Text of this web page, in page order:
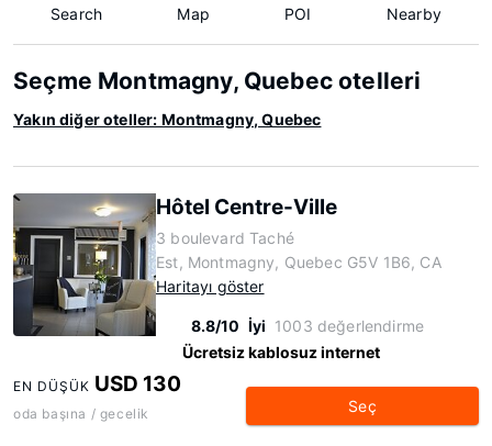
Search Map POI Nearby
Seçme Montmagny, Quebec otelleri
Yakın diğer oteller: Montmagny, Quebec
Hôtel Centre-Ville
3 boulevard Taché
Est, Montmagny, Quebec G5V 1B6, CA
Haritayı göster
8.8/10 İyi 1003 değerlendirme
Ücretsiz kablosuz internet
EN DÜŞÜK USD 130
oda başına / gecelik Seç